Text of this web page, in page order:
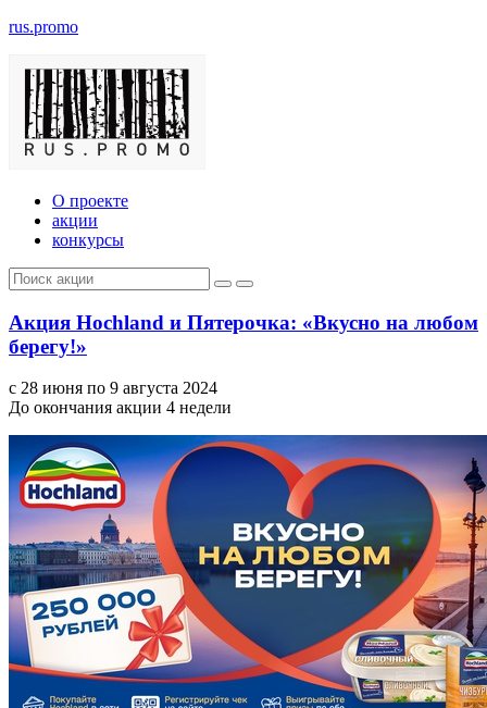
rus.promo
О проекте
акции
конкурсы
Акция Hochland и Пятерочка: «Вкусно на любом
берегу!»
с 28 июня по 9 августа 2024
До окончания акции 4 недели